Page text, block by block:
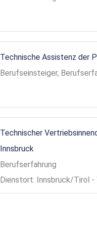
Technische Assistenz der
Berufseinsteiger,
Technischer
Innsbruck
Berufserfahrung
Dienstort: Innsbruck/Tirol